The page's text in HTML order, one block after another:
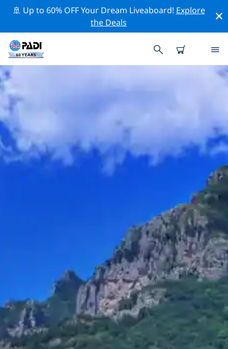
🚢 Up to 60% OFF Your Dream Liveaboard! Explore
the Deals